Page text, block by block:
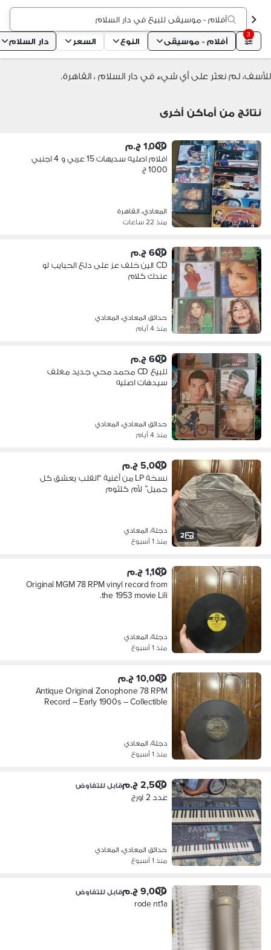
أفلام - موسيقى للبيع في دار السلام
3
أفلام - موسيقى النوع السعر دار السلام
للأسف، لم نعثر على أي شيء في دار السلام ، القاهرة.
نتائج من أماكن أخرى
1,000 ج.م
افلام اصليه سديهات 15 عربي و 4 اجنبي
1000 ج
المعادي، القاهرة
منذ 22 ساعات
600 ج.م
CD الين خلف عز على دلع الحبايب لو
عندك كلام
حدائق المعادي، المعادي
منذ 4 أيام
600 ج.م
للبيع CD محمد محي جديد مغلف
سيدهات اصليه
حدائق المعادي، المعادي
منذ 4 أيام
2
5,000 ج.م
نسخة LP من أغنية “القلب يعشق كل
جميل” لأم كلثوم
دجلة، المعادي
منذ 1 أسبوع
1,100 ج.م
Original MGM 78 RPM vinyl record from
the 1953 movie Lili.
دجلة، المعادي
منذ 1 أسبوع
10,000 ج.م
Antique Original Zonophone 78 RPM
Record – Early 1900s – Collectible
دجلة، المعادي
منذ 1 أسبوع
2,500 ج.م قابل للتفاوض
عدد 2 اورج
حدائق المعادي، المعادي
منذ 1 أسبوع
9,000 ج.م قابل للتفاوض
rode nt1a